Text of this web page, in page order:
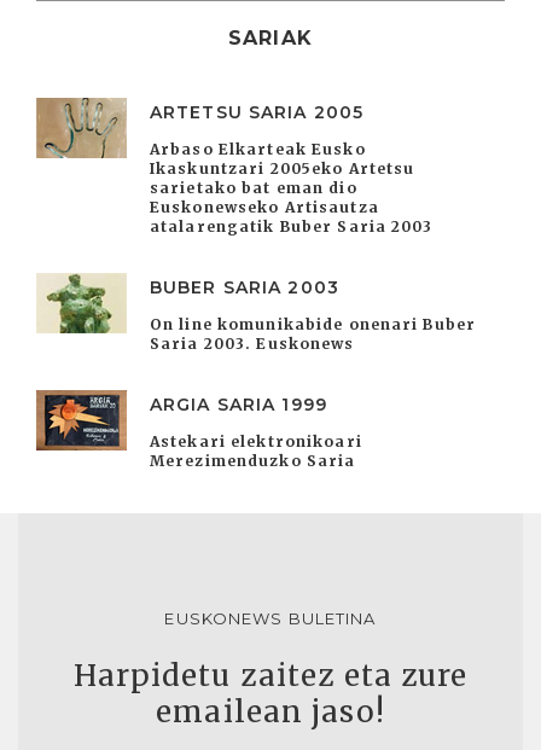
SARIAK
ARTETSU SARIA 2005
Arbaso Elkarteak Eusko
Ikaskuntzari 2005eko Artetsu
sarietako bat eman dio
Euskonewseko Artisautza
atalarengatik Buber Saria 2003
BUBER SARIA 2003
On line komunikabide onenari Buber
Saria 2003. Euskonews
ARGIA SARIA 1999
Astekari elektronikoari
Merezimenduzko Saria
EUSKONEWS BULETINA
Harpidetu zaitez eta zure
emailean jaso!